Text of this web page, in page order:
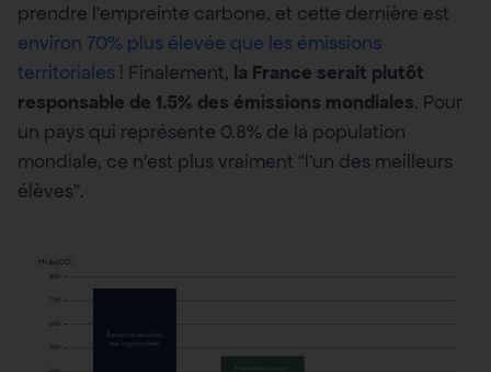
prendre l’empreinte carbone, et cette dernière est
environ 70% plus élevée que les émissions
territoriales ! Finalement, la France serait plutôt
responsable de 1.5% des émissions mondiales. Pour
un pays qui représente 0.8% de la population
mondiale, ce n’est plus vraiment “l’un des meilleurs
élèves”.